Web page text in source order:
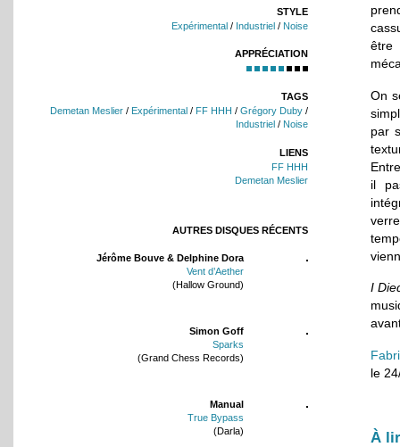
STYLE
Expérimental / Industriel / Noise
APPRÉCIATION
TAGS
Demetan Meslier / Expérimental / FF HHH / Grégory Duby /
Industriel / Noise
LIENS
FF HHH
Demetan Meslier
AUTRES DISQUES RÉCENTS
Jérôme Bouve & Delphine Dora
Vent d’Aether
(Hallow Ground)
Simon Goff
Sparks
(Grand Chess Records)
Manual
True Bypass
(Darla)
être
On
par
il
I
le
À